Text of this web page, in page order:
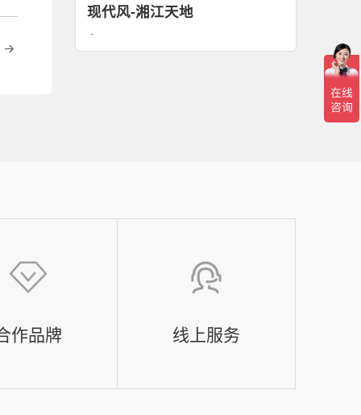
现代风-湘江天地
-
作品牌 线上服务